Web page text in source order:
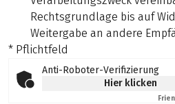
Rechtsgrundlage bis auf
Weitergabe an andere
* Pflichtfeld
Anti-Roboter-Verifizierung
Hier klicken